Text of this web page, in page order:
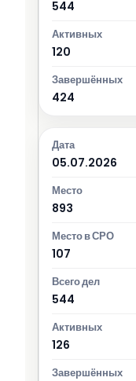
544
120
424
05.07.2026
893
107
544
126